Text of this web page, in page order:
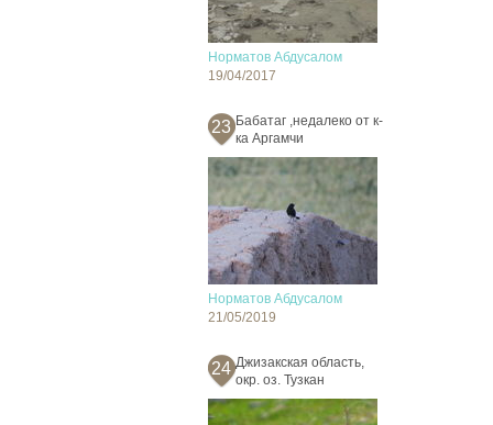
Норматов Абдусалом
19/04/2017
23 Бабатаг ,недалеко от к-
ка Аргамчи
Норматов Абдусалом
21/05/2019
24 Джизакская область,
окр. оз. Тузкан